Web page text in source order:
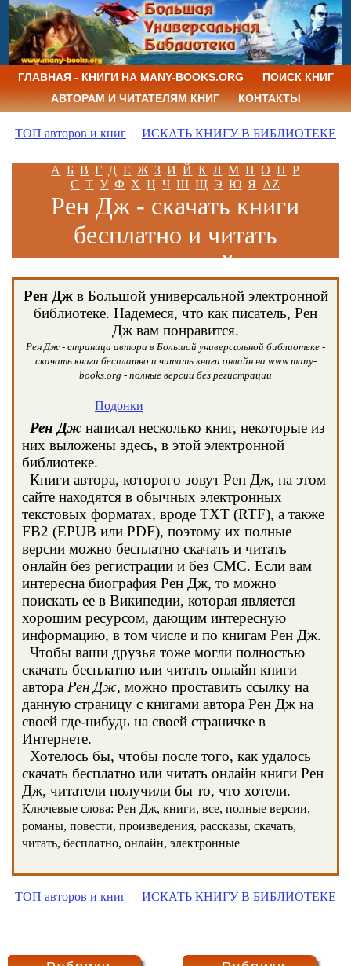
ГЛАВНАЯ - КНИГИ НА MANY-BOOKS.ORG
ПОИСК КНИГ
АВТОРАМ И ЧИТАТЕЛЯМ КНИГ
КОНТАКТЫ
ТОП авторов и книг ИСКАТЬ КНИГУ В БИБЛИОТЕКЕ
А Б В Г Д Е Ж З И Й К Л М Н О П Р
С Т У Ф Х Ц Ч Ш Щ Э Ю Я AZ
Рен Дж - скачать книги
бесплатно и читать
книги онлайн
Рен Джв Большой универсальной электронной
библиотеке. Надемеся, что как писатель, Рен
Дж вам понравится.
Рен Дж - страница автора в Большой универсальной библиотеке -
скачать книги бесплатно и читать книги онлайн на www.many-
books.org - полные версии без регистрации
Подонки
Рен Дж написал несколько книг, некоторые из
них выложены здесь, в этой электронной
библиотеке.
Книги автора, которого зовут Рен Дж, на этом
сайте находятся в обычных электронных
текстовых форматах, вроде TXT (RTF), а также
FB2 (EPUB или PDF), поэтому их полные
версии можно бесплатно скачать и читать
онлайн без регистрации и без СМС. Если вам
интересна биография Рен Дж, то можно
поискать ее в Википедии, которая является
хорошим ресурсом, дающим интересную
информацию, в том числе и по книгам Рен Дж.
Чтобы ваши друзья тоже могли полностью
скачать бесплатно или читать онлайн книги
автора Рен Дж, можно проставить ссылку на
данную страницу с книгами автора Рен Дж на
своей где-нибудь на своей страничке в
Интернете.
Хотелось бы, чтобы после того, как удалось
скачать бесплатно или читать онлайн книги Рен
Дж, читатели получили бы то, что хотели.
Ключевые слова: Рен Дж, книги, все, полные версии,
романы, повести, произведения, рассказы, скачать,
читать, бесплатно, онлайн, электронные
ТОП авторов и книг ИСКАТЬ КНИГУ В БИБЛИОТЕКЕ